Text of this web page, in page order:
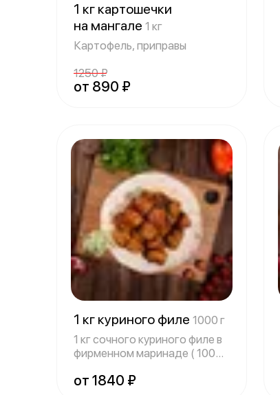
1 кг картошечки
на мангале 1 кг
Картофель, приправы
1250 ₽
от 890 ₽
1 кг куриного филе 1000 г
1 кг сочного куриного филе в
фирменном маринаде ( 1000
от 1840 ₽